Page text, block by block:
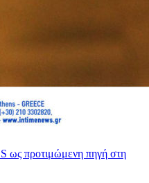
ως προτιμώμενη πηγή στη